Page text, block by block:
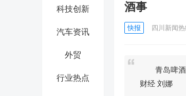
科技创新
汽车资讯
外贸
行业热点
酒事
快报 四川新闻
青岛啤酒
财经 刘